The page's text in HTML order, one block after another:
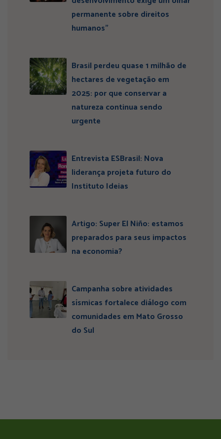
permanente sobre direitos
humanos”
Brasil perdeu quase 1 milhão de
hectares de vegetação em
2025: por que conservar a
natureza continua sendo
urgente
Entrevista ESBrasil: Nova
liderança projeta futuro do
Instituto Ideias
Artigo: Super El Niño: estamos
preparados para seus impactos
na economia?
Campanha sobre atividades
sísmicas fortalece diálogo com
comunidades em Mato Grosso
do Sul